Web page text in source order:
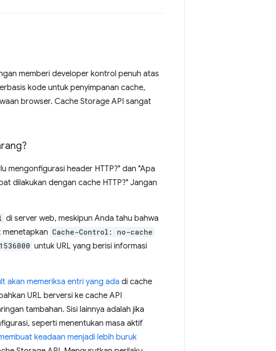
memberi developer kontrol penuh atas
kode untuk penyimpanan cache,
browser. Cache Storage API sangat
mengonfigurasi header HTTP?" dan "Apa
dilakukan dengan cache HTTP?" Jangan
di server web, meskipun Anda tahu bahwa
menetapkan Cache-Control: no-cache
untuk URL yang berisi informasi
akan memeriksa entri yang ada di cache
URL berversi ke cache API
tambahan. Sisi lainnya adalah jika
seperti menentukan masa aktif
keadaan menjadi lebih buruk